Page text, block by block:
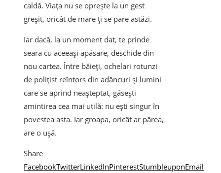
caldă. Viața nu se oprește la un gest
greșit, oricât de mare ți se pare astăzi.
Iar dacă, la un moment dat, te prinde
seara cu aceeași apăsare, deschide din
nou cartea. Între băieți, ochelari rotunzi
de polițist reîntors din adâncuri și lumini
care se aprind neașteptat, găsești
amintirea cea mai utilă: nu ești singur în
povestea asta. Iar groapa, oricât ar părea,
are o ușă.
Share
FacebookTwitterLinkedInPinterestStumbleuponEmail